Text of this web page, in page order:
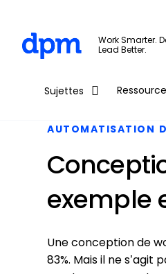
Skip to main content
Work Smarter.
Lead Better.
Sujettes
AUTOMATISATION
exemple
Une conception de
83%. Mais il ne